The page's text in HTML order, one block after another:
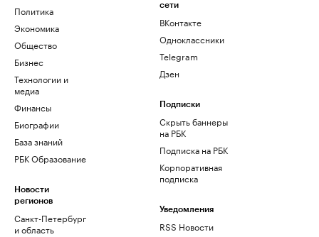
Политика
Экономика
Общество
Бизнес
Технологии и
медиа
Финансы
Биографии
База знаний
РБК Образование
Новости
регионов
Санкт-Петербург
и область
сети
ВКонтакте
Одноклассники
Telegram
Дзен
Подписки
Скрыть баннеры
на РБК
Подписка на РБК
Корпоративная
подписка
Уведомления
RSS Новости